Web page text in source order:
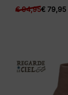
€94,95€ 79,95